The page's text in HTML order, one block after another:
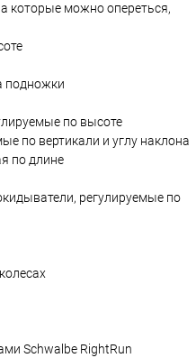
которые можно опереться,
подножки
по высоте
по вертикали и углу наклона
по длине
регулируемые по
Schwalbe RightRun